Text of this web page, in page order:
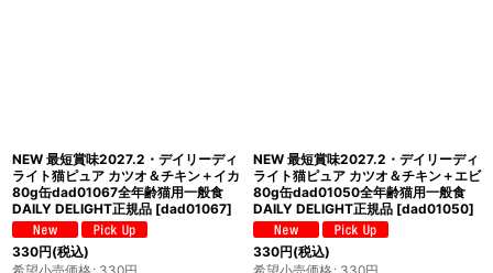
NEW 最短賞味2027.2・デイリーディ
ライト猫ピュア カツオ＆チキン＋イカ
80g缶dad01067全年齢猫用一般食
DAILY DELIGHT正規品 [dad01067]
330円(税込)
NEW 最短賞味2027.2・デイリーディ
ライト猫ピュア カツオ＆チキン＋エビ
80g缶dad01050全年齢猫用一般食
DAILY DELIGHT正規品 [dad01050]
330円(税込)